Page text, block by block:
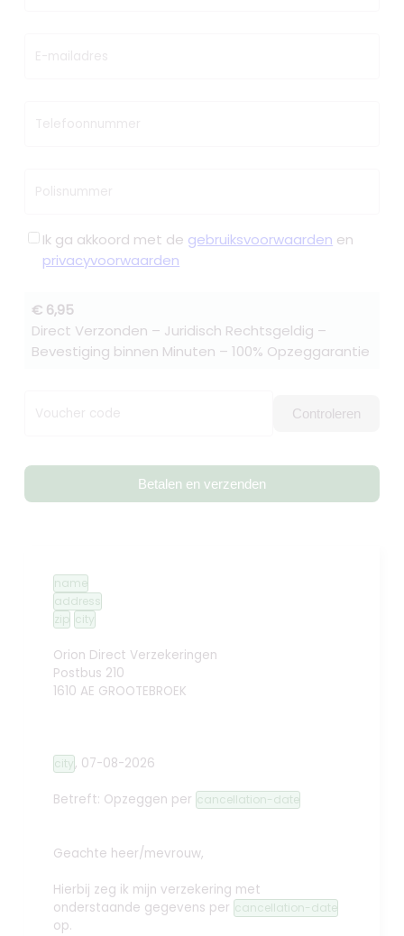
E-mailadres
Telefoonnummer
Polisnummer
Ik ga akkoord met de gebruiksvoorwaarden en
privacyvoorwaarden
€ 6,95
Direct Verzonden – Juridisch Rechtsgeldig –
Bevestiging binnen Minuten – 100% Opzeggarantie
Voucher code Controleren
Betalen en verzenden
name
address
zip city
Orion Direct Verzekeringen
Postbus 210
1610 AE GROOTEBROEK
city, 07-08-2026
Betreft: Opzeggen per cancellation-date
Geachte heer/mevrouw,
Hierbij zeg ik mijn verzekering met
onderstaande gegevens per cancellation-date
op.